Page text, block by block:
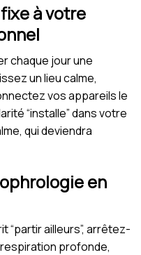
à votre
chaque jour une
un lieu calme,
vos appareils le
“installe” dans votre
qui deviendra
en
“partir ailleurs”, arrêtez-
profonde,